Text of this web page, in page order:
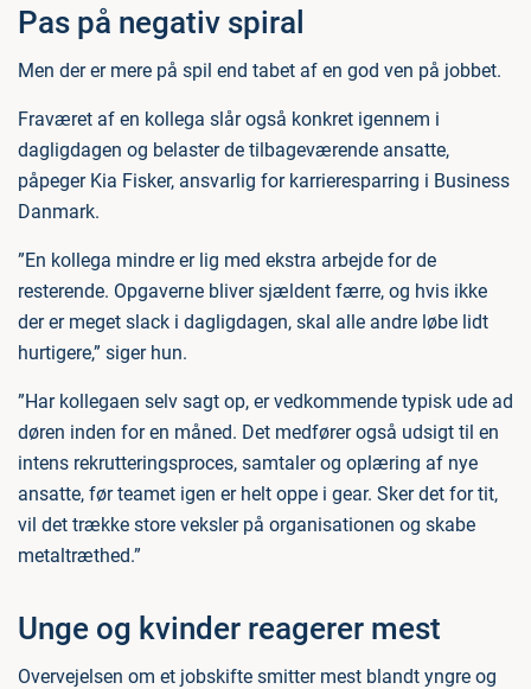
Pas på negativ spiral
Men der er mere på spil end tabet af en god ven på jobbet.
Fraværet af en kollega slår også konkret igennem i
dagligdagen og belaster de tilbageværende ansatte,
påpeger Kia Fisker, ansvarlig for karrieresparring i Business
Danmark.
”En kollega mindre er lig med ekstra arbejde for de
resterende. Opgaverne bliver sjældent færre, og hvis ikke
der er meget slack i dagligdagen, skal alle andre løbe lidt
hurtigere,” siger hun.
”Har kollegaen selv sagt op, er vedkommende typisk ude ad
døren inden for en måned. Det medfører også udsigt til en
intens rekrutteringsproces, samtaler og oplæring af nye
ansatte, før teamet igen er helt oppe i gear. Sker det for tit,
vil det trække store veksler på organisationen og skabe
metaltræthed.”
Unge og kvinder reagerer mest
Overvejelsen om et jobskifte smitter mest blandt yngre og